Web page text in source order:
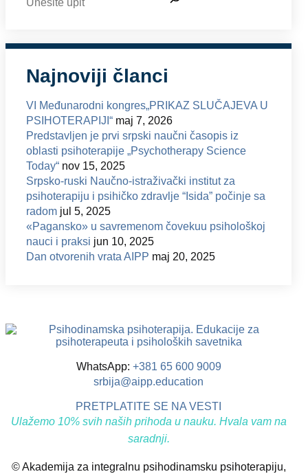
Najnoviji članci
VI Međunarodni kongres„PRIKAZ SLUČAJEVA U
PSIHOTERAPIJI“ maj 7, 2026
Predstavljen je prvi srpski naučni časopis iz
oblasti psihoterapije „Psychotherapy Science
Today“ nov 15, 2025
Srpsko-ruski Naučno-istraživački institut za
psihoterapiju i psihičko zdravlje “Isida” počinje sa
radom jul 5, 2025
«Pagansko» u savremenom čovekuu psihološkoj
nauci i praksi jun 10, 2025
Dan otvorenih vrata AIPP maj 20, 2025
WhatsApp: +381 65 600 9009
srbija@aipp.education
PRETPLATITE SE NA VESTI
Ulažemo 10% svih naših prihoda u nauku. Hvala vam na
saradnji.
© Akademija za integralnu psihodinamsku psihoterapiju,